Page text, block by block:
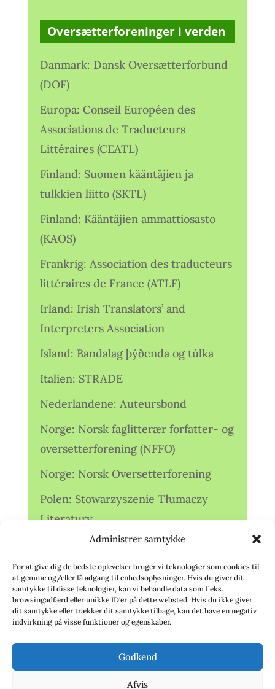
Administrer samtykke
For at give dig de bedste oplevelser bruger vi teknologier som cookies til
at gemme og/eller få adgang til enhedsoplysninger. Hvis du giver dit
samtykke til disse teknologier, kan vi behandle data som f.eks.
browsingadfærd eller unikke ID'er på dette websted. Hvis du ikke giver
dit samtykke eller trækker dit samtykke tilbage, kan det have en negativ
indvirkning på visse funktioner og egenskaber.
Godkend
Afvis
Oversætterforeninger i verden
Danmark: Dansk Oversætterforbund
(DOF)
Europa: Conseil Européen des
Associations de Traducteurs
Littéraires (CEATL)
Finland: Suomen kääntäjien ja
tulkkien liitto (SKTL)
Finland: Kääntäjien ammattiosasto
(KAOS)
Frankrig: Association des traducteurs
littéraires de France (ATLF)
Irland: Irish Translators’ and
Interpreters Association
Island: Bandalag þýðenda og túlka
Italien: STRADE
Nederlandene: Auteursbond
Norge: Norsk faglitterær forfatter- og
oversetterforening (NFFO)
Norge: Norsk Oversetterforening
Polen: Stowarzyszenie Tłumaczy
Literatury
Storbritannien: Translators
Association (TA)
Sverige: Översättarsektionen (Ö.)
Sverige: Översättarcentrum (ÖC)
deutschsprachiger Übersetzer (VdÜ)